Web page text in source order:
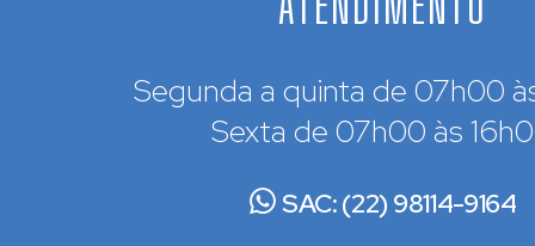
Segunda a quinta de 07h00
Sexta de 07h00 às
SAC: (22) 98114-9164